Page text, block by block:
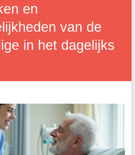
en
van de
in het dagelijks